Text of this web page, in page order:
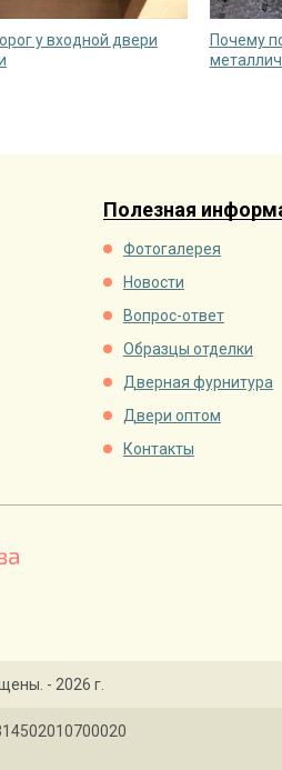
у входной двери
Почему
Полезная
Фотогалерея
Новости
Вопрос-ответ
Образцы отделки
Дверная фурнитура
Двери оптом
Контакты
- 2026 г.